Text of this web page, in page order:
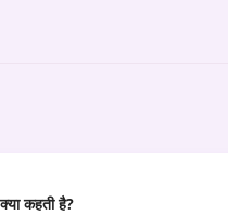
कहती है?